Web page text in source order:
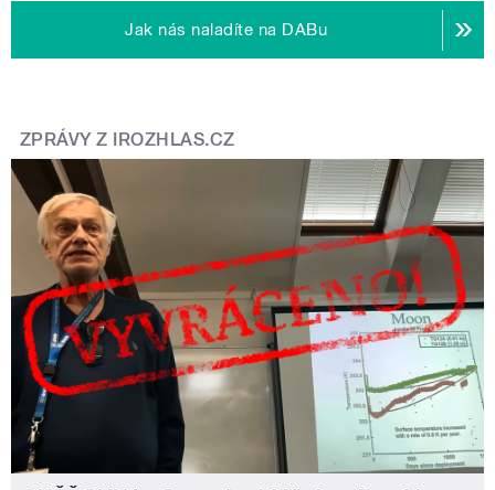
Jak nás naladíte na DABu
ZPRÁVY Z IROZHLAS.CZ